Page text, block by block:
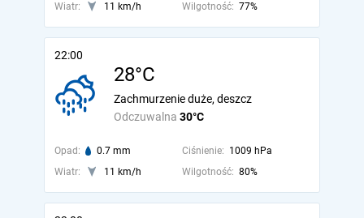
Wiatr:
11 km/h Wilgotność: 77%
22:00
28°C
Odczuwalna 30°C
Zachmurzenie duże, deszcz
Opad: 0.7 mm Ciśnienie: 1009 hPa
Wiatr:
11 km/h Wilgotność: 80%